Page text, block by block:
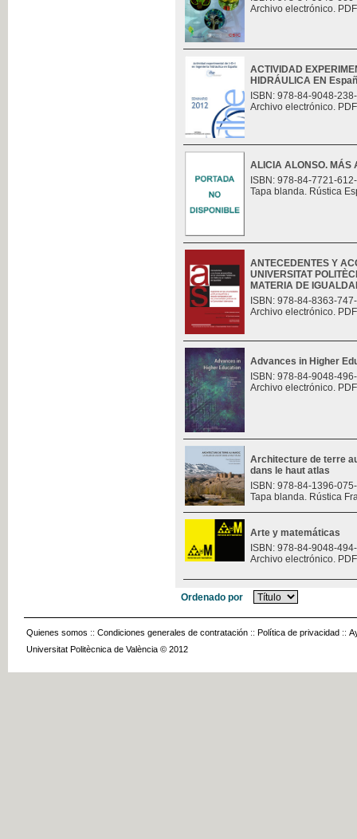
Archivo electrónico.
ACTIVIDAD
HIDRÁULICA EN
ISBN: 978-84-9048-
Archivo electrónico.
ALICIA ALONSO. MÁS
ISBN: 978-84-7721-
Tapa blanda. Rústica
ANTECEDENTES Y
UNIVERSITAT
MATERIA DE
ISBN: 978-84-8363-
Archivo electrónico.
Advances in Higher
ISBN: 978-84-9048-
Archivo electrónico.
Architecture de terre
dans le haut atlas
ISBN: 978-84-1396-
Tapa blanda. Rústica
Arte y matemáticas
ISBN: 978-84-9048-
Archivo electrónico.
Ordenado por
Quienes somos :: Condiciones generales de contratación :: Política de privacidad ::
Universitat Politècnica de València © 2012